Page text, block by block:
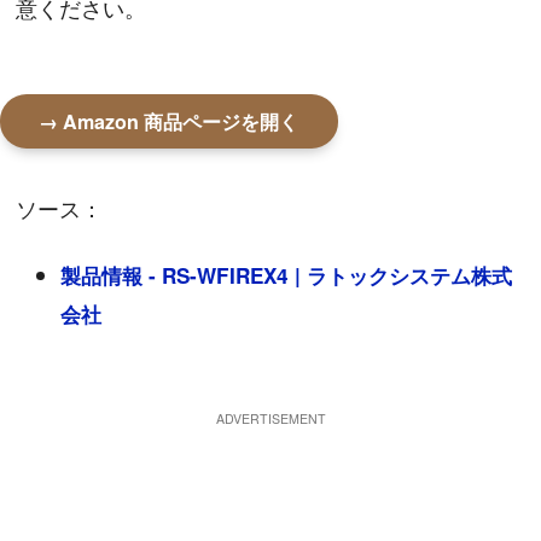
意ください。
→ Amazon 商品ページを開く
ソース：
製品情報 - RS-WFIREX4 | ラトックシステム株式
会社